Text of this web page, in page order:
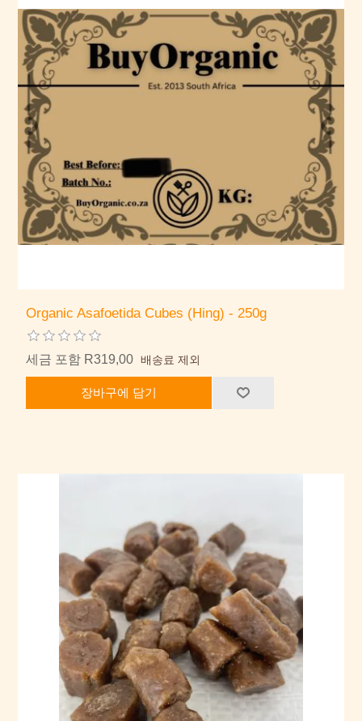
Organic Asafoetida Cubes (Hing) - 250g
세금 포함 R319,00 배송료 제외
장바구에 담기